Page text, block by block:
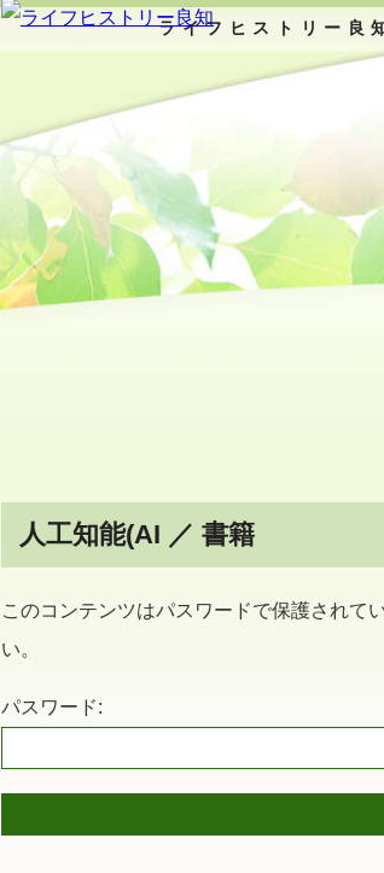
ライフヒストリー良
人工知能(AI ／ 書籍
このコンテンツはパスワードで保護されて
い。
パスワード: